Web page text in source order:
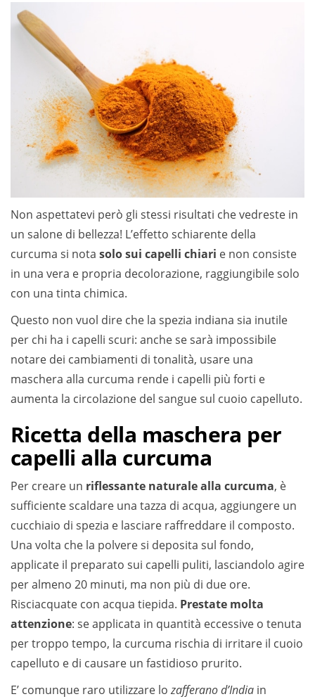
Non aspettatevi però gli stessi risultati che vedreste in
un salone di bellezza! L’effetto schiarente della
curcuma si nota solo sui capelli chiari e non consiste
in una vera e propria decolorazione, raggiungibile solo
con una tinta chimica.
Questo non vuol dire che la spezia indiana sia inutile
per chi ha i capelli scuri: anche se sarà impossibile
notare dei cambiamenti di tonalità, usare una
maschera alla curcuma rende i capelli più forti e
aumenta la circolazione del sangue sul cuoio capelluto.
Ricetta della maschera per
capelli alla curcuma
Per creare un riflessante naturale alla curcuma, è
sufficiente scaldare una tazza di acqua, aggiungere un
cucchiaio di spezia e lasciare raffreddare il composto.
Una volta che la polvere si deposita sul fondo,
applicate il preparato sui capelli puliti, lasciandolo agire
per almeno 20 minuti, ma non più di due ore.
Risciacquate con acqua tiepida. Prestate molta
attenzione: se applicata in quantità eccessive o tenuta
per troppo tempo, la curcuma rischia di irritare il cuoio
capelluto e di causare un fastidioso prurito.
E’ comunque raro utilizzare lozafferano d’India in